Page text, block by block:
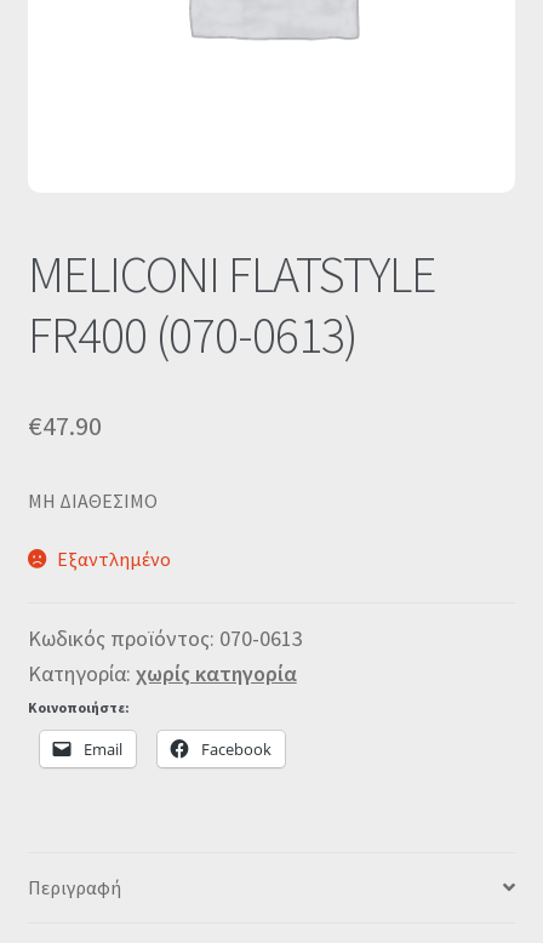
MELICONI FLATSTYLE
FR400 (070-0613)
€47.90
MΗ ΔΙΑΘΕΣΙΜΟ
Εξαντλημένο
Κωδικός προϊόντος: 070-0613
Κατηγορία: χωρίς κατηγορία
Κοινοποιήστε:
Email Facebook
Περιγραφή